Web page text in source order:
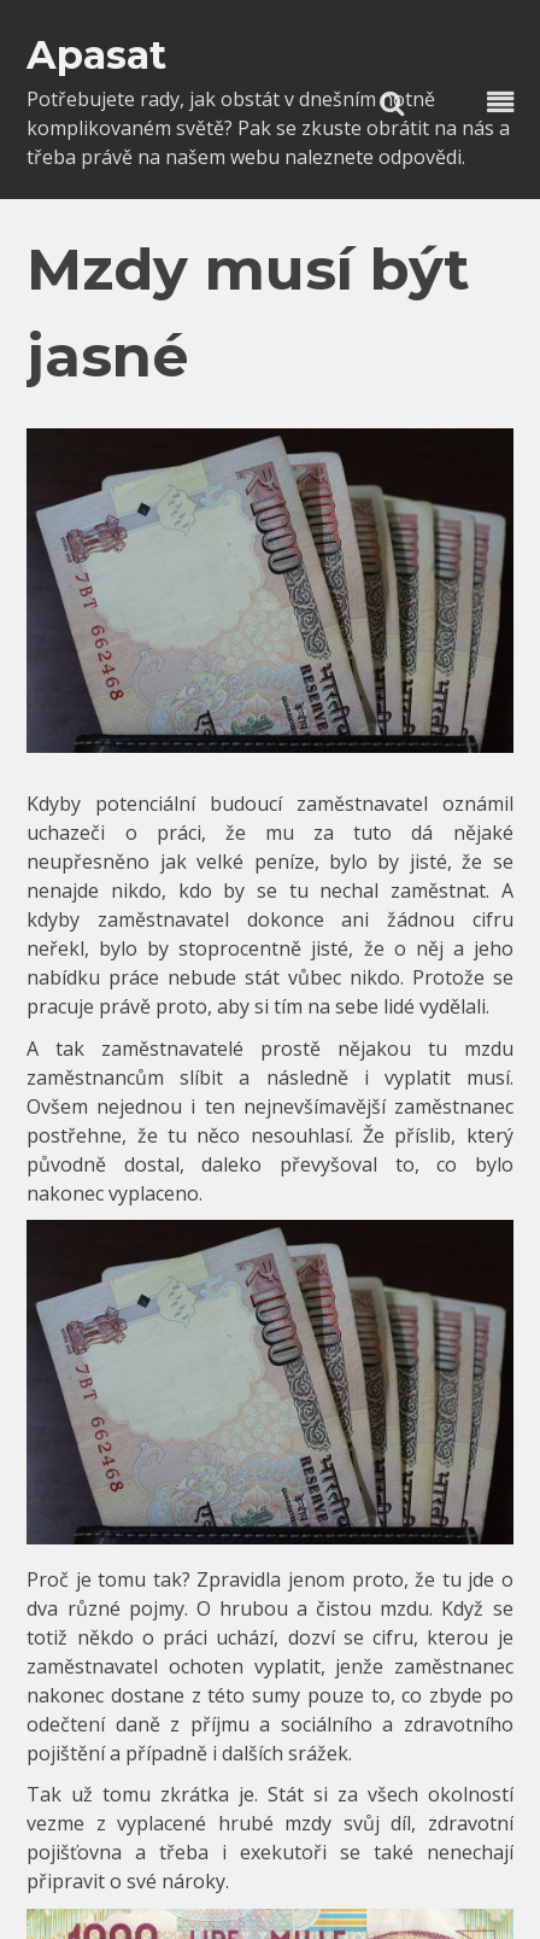
content
Apasat
Potřebujete rady, jak obstát v dnešním notně
komplikovaném světě? Pak se zkuste obrátit na nás a
třeba právě na našem webu naleznete odpovědi.
Mzdy musí být
jasné
Kdyby potenciální budoucí zaměstnavatel oznámil
uchazeči o práci, že mu za tuto dá nějaké
neupřesněno jak velké peníze, bylo by jisté, že se
nenajde nikdo, kdo by se tu nechal zaměstnat. A
kdyby zaměstnavatel dokonce ani žádnou cifru
neřekl, bylo by stoprocentně jisté, že o něj a jeho
nabídku práce nebude stát vůbec nikdo. Protože se
pracuje právě proto, aby si tím na sebe lidé vydělali.
A tak zaměstnavatelé prostě nějakou tu mzdu
zaměstnancům slíbit a následně i vyplatit musí.
Ovšem nejednou i ten nejnevšímavější zaměstnanec
postřehne, že tu něco nesouhlasí. Že příslib, který
původně dostal, daleko převyšoval to, co bylo
nakonec vyplaceno.
Proč je tomu tak? Zpravidla jenom proto, že tu jde o
dva různé pojmy. O hrubou a čistou mzdu. Když se
totiž někdo o práci uchází, dozví se cifru, kterou je
zaměstnavatel ochoten vyplatit, jenže zaměstnanec
nakonec dostane z této sumy pouze to, co zbyde po
odečtení daně z příjmu a sociálního a zdravotního
pojištění a případně i dalších srážek.
Tak už tomu zkrátka je. Stát si za všech okolností
vezme z vyplacené hrubé mzdy svůj díl, zdravotní
pojišťovna a třeba i exekutoři se také nenechají
připravit o své nároky.